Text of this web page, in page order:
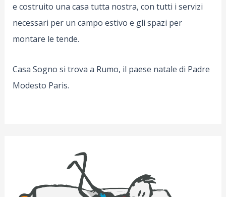
e costruito una casa tutta nostra, con tutti i servizi
necessari per un campo estivo e gli spazi per
montare le tende.
Casa Sogno si trova a Rumo, il paese natale di Padre
Modesto Paris.